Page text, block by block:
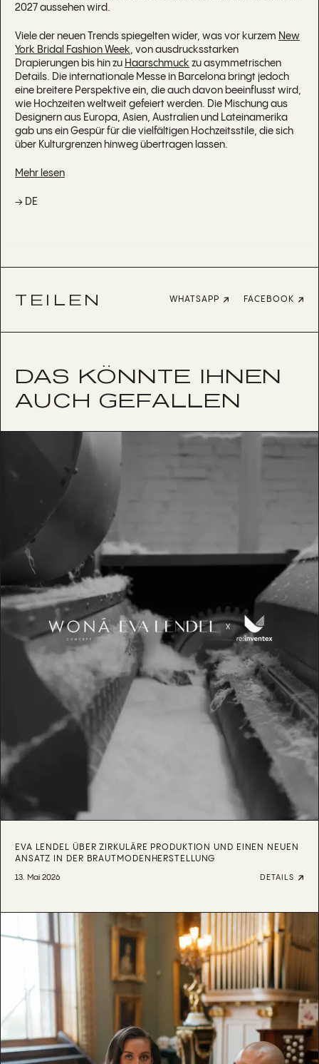
2027 aussehen wird.
Viele der neuen Trends spiegelten wider, was vor kurzem New
York Bridal Fashion Week, von ausdrucksstarken
Drapierungen bis hin zu Haarschmuck zu asymmetrischen
Details. Die internationale Messe in Barcelona bringt jedoch
eine breitere Perspektive ein, die auch davon beeinflusst wird,
wie Hochzeiten weltweit gefeiert werden. Die Mischung aus
Designern aus Europa, Asien, Australien und Lateinamerika
gab uns ein Gespür für die vielfältigen Hochzeitsstile, die sich
über Kulturgrenzen hinweg übertragen lassen.
Mehr lesen
→ DE
TEILEN WHATSAPP FACEBOOK
DAS KÖNNTE IHNEN
AUCH GEFALLEN
EVA LENDEL ÜBER ZIRKULÄRE PRODUKTION UND EINEN NEUEN
ANSATZ IN DER BRAUTMODENHERSTELLUNG
13. Mai 2026 DETAILS